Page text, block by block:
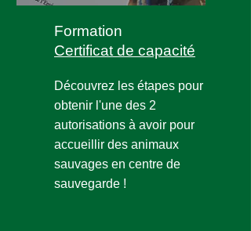
Formation
Certificat de capacité
Découvrez les étapes pour
obtenir l'une des 2
autorisations à avoir pour
accueillir des animaux
sauvages en centre de
sauvegarde !